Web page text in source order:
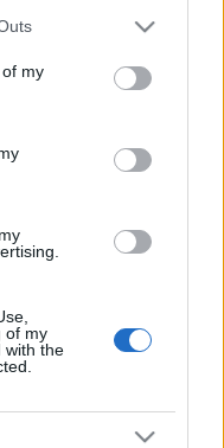
one or more Google
You may click to
its third-party tags to
in below Google
my
of my
with the
στο μέσο
επισκέπτες σε
ημέρες - Η
για
αγρότες
– Τι
και πότε